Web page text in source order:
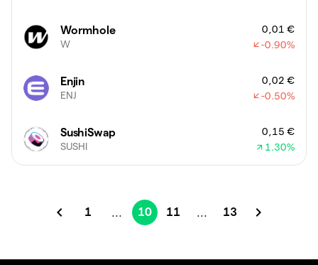
Wormhole
W
0,01 €
-0.90%
Enjin
ENJ
0,02 €
-0.50%
SushiSwap
SUSHI
0,15 €
1.30%
1 ... 10 11 ... 13